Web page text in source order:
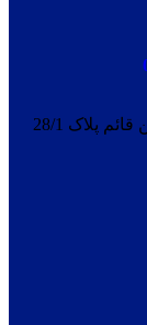
پلاک 28/1